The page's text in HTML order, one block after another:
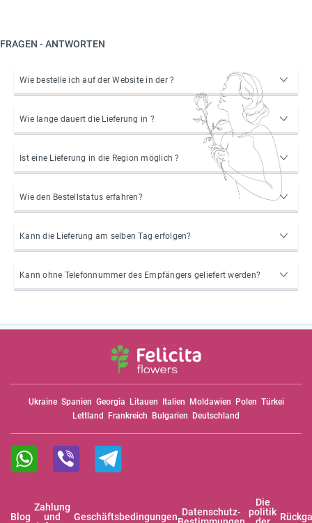
FRAGEN - ANTWORTEN
Wie bestelle ich auf der Website in der ?
Wie lange dauert die Lieferung in ?
Ist eine Lieferung in die Region möglich ?
Wie den Bestellstatus erfahren?
Kann die Lieferung am selben Tag erfolgen?
Kann ohne Telefonnummer des Empfängers geliefert werden?
Ukraine Spanien Georgia Litauen Italien Moldawien Polen Türkei
Lettland
Frankreich Bulgarien Deutschland
Blog
Zahlung
und
Geschäftsbedingungen Datenschutz-
Die
politik